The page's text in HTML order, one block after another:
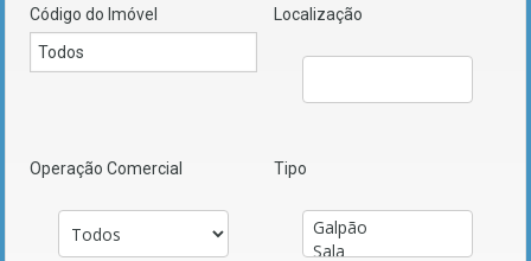
Código do Imóvel Localização
Operação Comercial Tipo